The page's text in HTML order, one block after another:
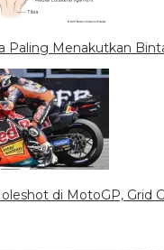
Paling Menakutkan
di MotoGP, Grid